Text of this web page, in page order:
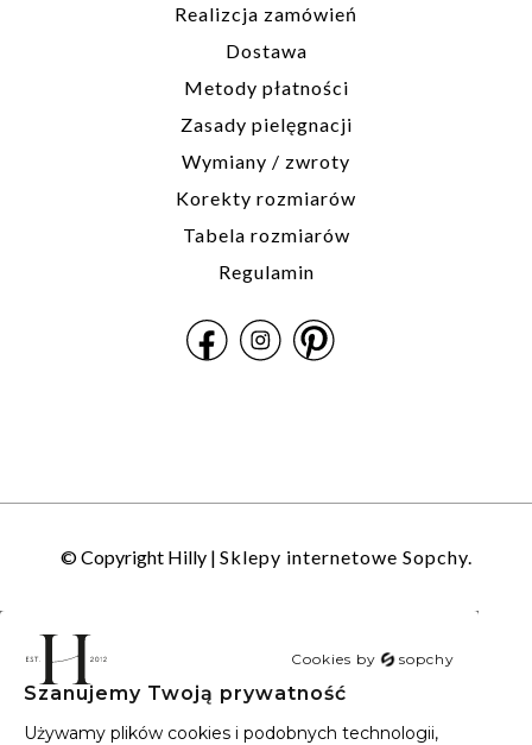
Realizcja zamówień
Dostawa
Metody płatności
Zasady pielęgnacji
Wymiany / zwroty
Korekty rozmiarów
Tabela rozmiarów
Regulamin
© Copyright Hilly | Sklepy internetowe Sopchy.
Cookies by sopchy
Szanujemy Twoją prywatność
Używamy plików cookies i podobnych technologii,
40wyników Sortowanie:Trafność